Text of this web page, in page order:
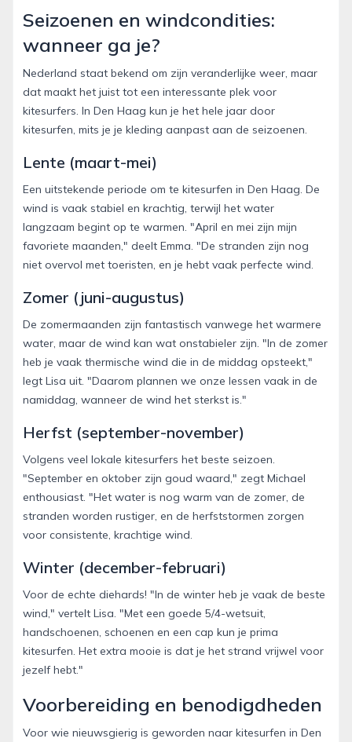
Seizoenen en windcondities:
wanneer ga je?
Nederland staat bekend om zijn veranderlijke weer, maar
dat maakt het juist tot een interessante plek voor
kitesurfers. In Den Haag kun je het hele jaar door
kitesurfen, mits je je kleding aanpast aan de seizoenen.
Lente (maart-mei)
Een uitstekende periode om te kitesurfen in Den Haag. De
wind is vaak stabiel en krachtig, terwijl het water
langzaam begint op te warmen. "April en mei zijn mijn
favoriete maanden," deelt Emma. "De stranden zijn nog
niet overvol met toeristen, en je hebt vaak perfecte wind.
Zomer (juni-augustus)
De zomermaanden zijn fantastisch vanwege het warmere
water, maar de wind kan wat onstabieler zijn. "In de zomer
heb je vaak thermische wind die in de middag opsteekt,"
legt Lisa uit. "Daarom plannen we onze lessen vaak in de
namiddag, wanneer de wind het sterkst is."
Herfst (september-november)
Volgens veel lokale kitesurfers het beste seizoen.
"September en oktober zijn goud waard," zegt Michael
enthousiast. "Het water is nog warm van de zomer, de
stranden worden rustiger, en de herfststormen zorgen
voor consistente, krachtige wind.
Winter (december-februari)
Voor de echte diehards! "In de winter heb je vaak de beste
wind," vertelt Lisa. "Met een goede 5/4-wetsuit,
handschoenen, schoenen en een cap kun je prima
kitesurfen. Het extra mooie is dat je het strand vrijwel voor
jezelf hebt."
Voorbereiding en benodigdheden
Voor wie nieuwsgierig is geworden naar kitesurfen in Den